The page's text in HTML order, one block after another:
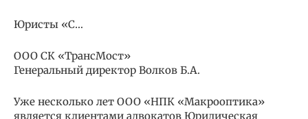
Юристы «С…
ООО СК «ТрансМост»
Генеральный директор Волков Б.А.
Уже несколько лет ООО «НПК «Макрооптика»
является клиентами адвокатов Юридическая